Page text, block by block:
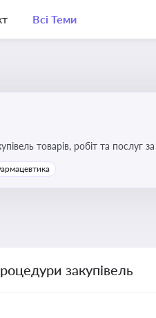
Всі Теми
товарів, робіт та послуг
закупівель